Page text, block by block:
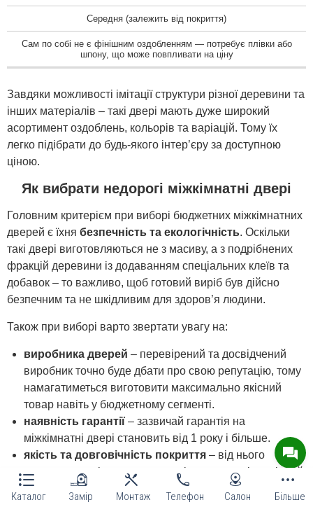
Каталог Замір Монтаж Телефон Салон Більше
Середня (залежить від покриття)
Сам по собі не є фінішним оздобленням — потребує плівки або
шпону, що може повпливати на ціну
Завдяки можливості імітації структури різної деревини та
інших матеріалів – такі двері мають дуже широкий
асортимент оздоблень, кольорів та варіацій. Тому їх
легко підібрати до будь-якого інтер’єру за доступною
ціною.
Як вибрати недорогі міжкімнатні двері
Головним критерієм при виборі бюджетних міжкімнатних
дверей є їхня безпечність та екологічність. Оскільки
такі двері виготовляються не з масиву, а з подрібнених
фракцій деревини із додаванням спеціальних клеїв та
добавок – то важливо, щоб готовий виріб був дійсно
безпечним та не шкідливим для здоров’я людини.
Також при виборі варто звертати увагу на:
виробника дверей – перевірений та досвідчений
виробник точно буде дбати про свою репутацію, тому
намагатиметься виготовити максимально якісний
товар навіть у бюджетному сегменті.
наявність гарантії – зазвичай гарантія на
міжкімнатні двері становить від 1 року і більше.
якість та довговічність покриття – від нього
залежить наскільки довго двері матимуть відповідний
зовнішній вигляд.